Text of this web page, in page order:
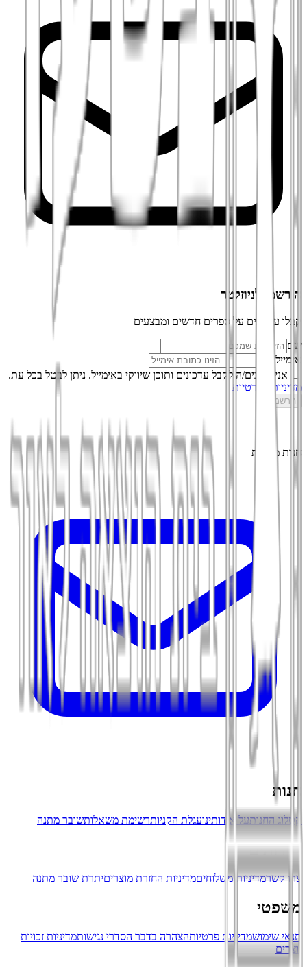
הירשמו לניוזלטר
קבלו עדכונים על ספרים חדשים ומבצעים
שם
אימייל
אני מסכים/ה לקבל עדכונים ותוכן שיווקי באימייל. ניתן לבטל בכל עת.
מדיניות הפרטיות
הרשמה
חנות מקוונת
חנות
קטלוג החנותעל אודותינועגלת הקניותרשימת משאלותשובר מתנה
שירותים
צרו קשרמדיניות משלוחיםמדיניות החזרת מוצריםיתרת שובר מתנה
משפטי
תנאי שימושמדיניות פרטיותהצהרה בדבר הסדרי נגישותמדיניות זכויות
יוצרים